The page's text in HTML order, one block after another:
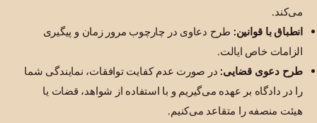
می‌کند.
انطباق با قوانین: طرح دعاوی در چارچوب مرور زمان و پیگیری
الزامات خاص ایالت.
طرح دعوی قضایی:در صورت عدم کفایت توافقات، نمایندگی شما
را در دادگاه بر عهده می‌گیریم و با استفاده از شواهد، قضات یا
هیئت منصفه را متقاعد می‌کنیم.